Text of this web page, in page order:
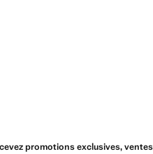
promotions exclusives,